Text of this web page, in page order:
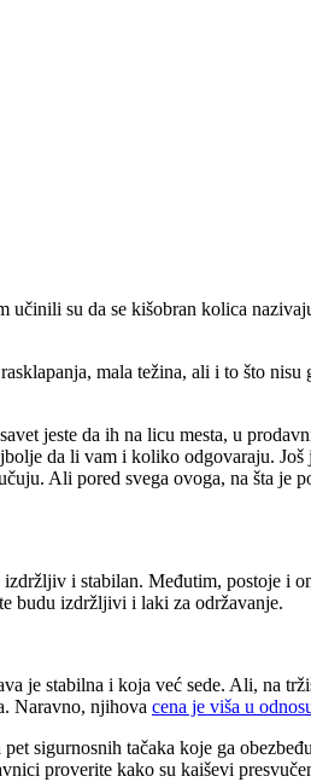
su da se kišobran kolica
mala težina, ali i to što
jeste da ih na licu mesta, u
da li vam i koliko odgovaraju.
Ali pored svega ovoga, na šta je
i stabilan. Međutim, postoje i
budu izdržljivi i laki za održavanje.
je stabilna i koja već sede. Ali, na
Naravno, njihova cena je viša u
sigurnosnih tačaka koje ga
proverite kako su kaiševi